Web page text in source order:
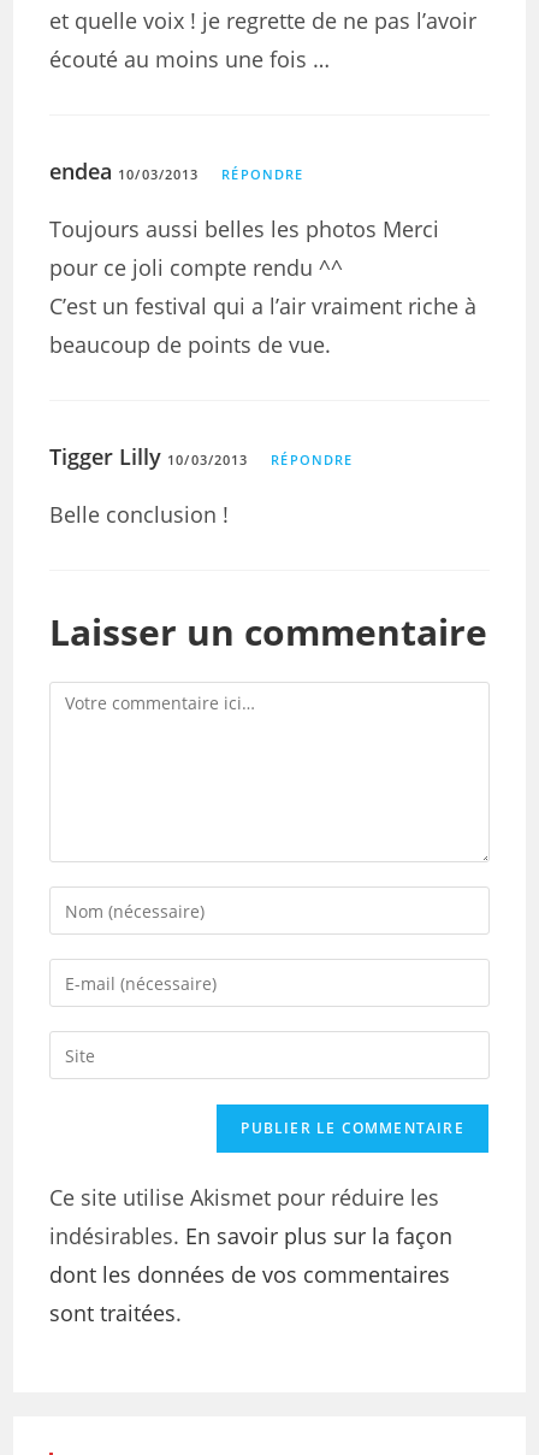
et quelle voix ! je regrette de ne pas l’avoir
écouté au moins une fois …
endea 10/03/2013 RÉPONDRE
Toujours aussi belles les photos Merci
pour ce joli compte rendu ^^
C’est un festival qui a l’air vraiment riche à
beaucoup de points de vue.
Tigger Lilly 10/03/2013 RÉPONDRE
Belle conclusion !
Laisser un commentaire
Ce site utilise Akismet pour réduire les
indésirables. En savoir plus sur la façon
dont les données de vos commentaires
sont traitées.